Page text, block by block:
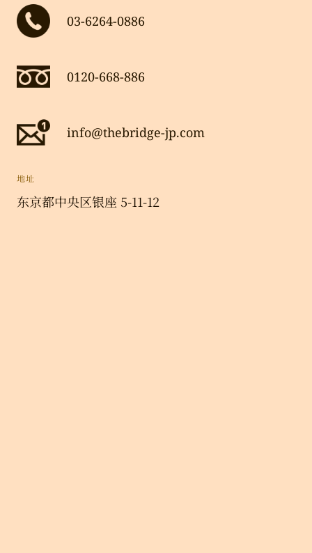
03-6264-0886
0120-668-886
info@thebridge-jp.com
地址
东京都中央区银座 5-11-12